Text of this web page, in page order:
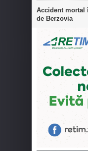
Accident mortal
de Berzovia